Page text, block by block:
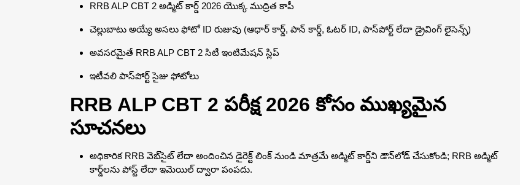
RRB ALP CBT 2 అడ్మిట్ కార్డ్ 2026 యొక్క ముద్రిత కాపీ
చెల్లుబాటు అయ్యే అసలు ఫోటో ID రుజువు (ఆధార్ కార్డ్, పాన్ కార్డ్, ఓటర్ ID, పాస్‌పోర్ట్ లేదా డ్రైవింగ్ లైసెన్స్)
అవసరమైతే RRB ALP CBT 2 సిటీ ఇంటిమేషన్ స్లిప్
ఇటీవలి పాస్‌పోర్ట్ సైజు ఫోటోలు
RRB ALP CBT 2 పరీక్ష 2026 కోసం ముఖ్యమైన
సూచనలు
అధికారిక RRB వెబ్‌సైట్ లేదా అందించిన డైరెక్ట్ లింక్ నుండి మాత్రమే అడ్మిట్ కార్డ్‌ని డౌన్‌లోడ్ చేసుకోండి; RRB అడ్మిట్
కార్డ్‌లను పోస్ట్ లేదా ఇమెయిల్ ద్వారా పంపదు.